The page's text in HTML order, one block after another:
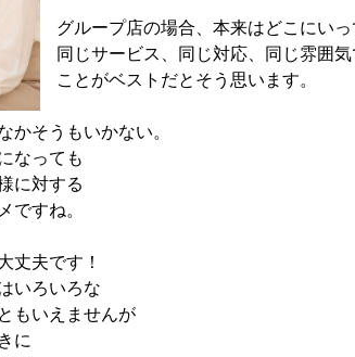
グループ店の場合、本来はどこにいっ
同じサービス、同じ対応、同じ雰囲気
ことがベストだとそう思います。
かそうもいかない。
なっても
に対する
ですね。
丈夫です！
いろいろな
もいえませんが
に